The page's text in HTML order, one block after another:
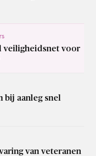
veiligheidsnet voor
aanleg snel
van veteranen